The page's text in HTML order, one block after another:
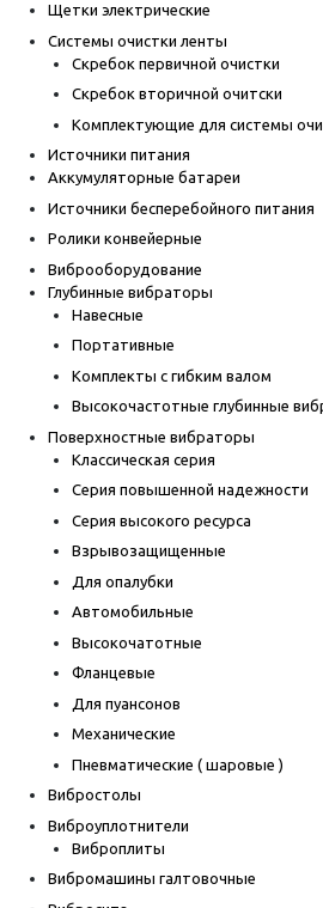
Щетки электрические
Системы очистки ленты
Скребок первичной очистки
Скребок вторичной очитски
Комплектующие для системы
Источники питания
Аккумуляторные батареи
Источники бесперебойного питания
Ролики конвейерные
Виброоборудование
Глубинные вибраторы
Навесные
Портативные
Комплекты с гибким валом
Высокочастотные глубинные
Поверхностные вибраторы
Классическая серия
Серия повышенной надежности
Серия высокого ресурса
Взрывозащищенные
Для опалубки
Автомобильные
Высокочатотные
Фланцевые
Для пуансонов
Механические
Пневматические ( шаровые )
Вибростолы
Виброуплотнители
Виброплиты
Вибромашины галтовочные